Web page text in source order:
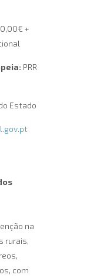
+
PRR
Estado
na
rurais,
com